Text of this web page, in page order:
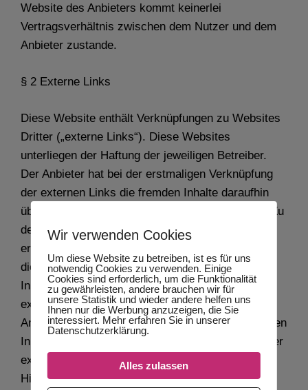
Website des Anbieters kommt keinerlei
Vertragsverhältnis zwischen dem Nutzer und dem
Anbieter zustande.
§ 2 Externe Links
Diese Website enthält Verknüpfungen zu Websites
Dritter („externe Links“). Diese Websites
unterliegen der Haftung der jeweiligen Betreiber.
Der Anbieter hat bei der erstmaligen Verknüpfung
der externen Links die fremden Inhalte daraufhin
überprüft, ob etwaige Rechtsverstöße bestehen. Zu
dem Zeitpunkt waren keine Rechtsverstöße
ersichtlich. Der Anbieter hat keinerlei Einfluss auf
die aktuelle und zukünftige Gestaltung und auf die
Inhalte der verknüpften Seiten. Das Setzen von
externen Links bedeutet nicht, dass sich der
Anbieter die hinter dem Verweis oder Link liegenden
Inhalte zu Eigen macht. Eine ständige Kontrolle der
externen Links ist für den Anbieter ohne konkrete
Hinweise auf Rechtsverstöße nicht zumutbar. Bei
Wir verwenden Cookies
Um diese Website zu betreiben, ist es für uns
notwendig Cookies zu verwenden. Einige
Cookies sind erforderlich, um die Funktionalität
zu gewährleisten, andere brauchen wir für
unsere Statistik und wieder andere helfen uns
Ihnen nur die Werbung anzuzeigen, die Sie
interessiert. Mehr erfahren Sie in unserer
Datenschutzerklärung.
Alles zulassen